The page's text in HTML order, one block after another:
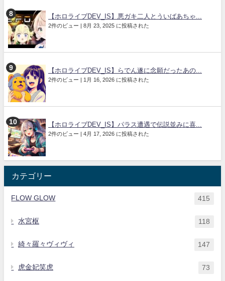
【ホロライブDEV_IS】悪ガキ二人とういばあちゃ...
2件のビュー | 8月 23, 2025 に投稿された
【ホロライブDEV_IS】らでん遂に念願だったあの...
2件のビュー | 1月 16, 2026 に投稿された
【ホロライブDEV_IS】パラス遭遇で伝説並みに喜...
2件のビュー | 4月 17, 2026 に投稿された
カテゴリー
FLOW GLOW 415
水宮枢 118
綺々羅々ヴィヴィ 147
虎金妃笑虎 73